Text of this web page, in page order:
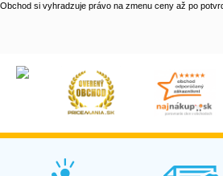
Obchod si vyhradzuje právo na zmenu ceny až po